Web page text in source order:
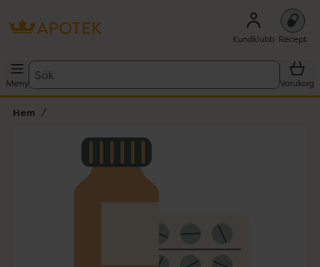
Kundklubb Recept
Meny
Sök
Varukorg
Hem
Lista: . Innehåller 1 objekt.